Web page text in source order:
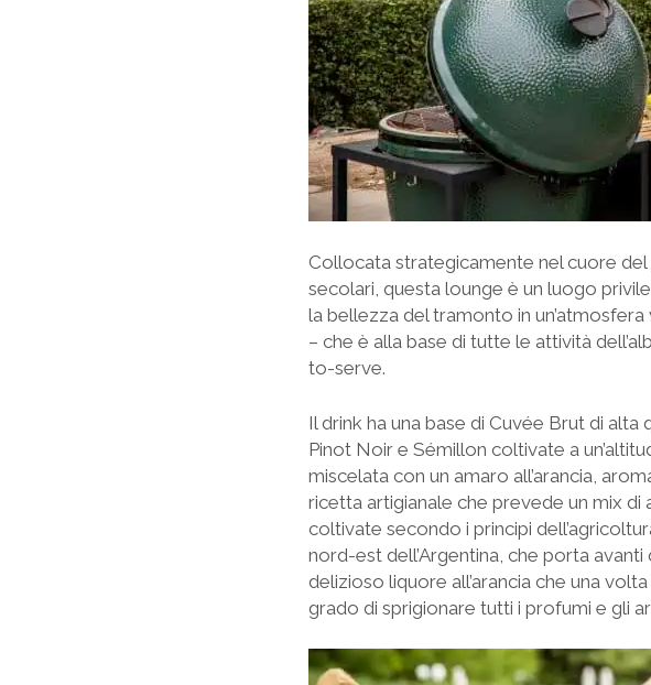
Collocata strategicamente nel cuore del
secolari, questa lounge è un luogo
la bellezza del tramonto in
– che è alla base di tutte le attività
to-serve.
Il drink ha una base di Cuvée Brut di
Pinot Noir e Sémillon coltivate a
miscelata con un amaro all’arancia,
ricetta artigianale che prevede un mix di
coltivate secondo i principi
nord-est dell’Argentina, che porta
delizioso liquore all’arancia che una
grado di sprigionare tutti i profumi e gli